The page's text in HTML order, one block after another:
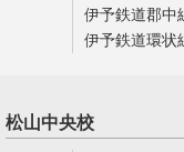
伊予鉄道郡中
伊予鉄道環状
松山中央校